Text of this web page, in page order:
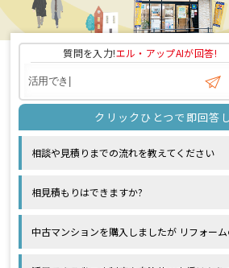
質問を入力!エル・アップAIが回答!
相談や見積りまでの流れを教えてください
相見積もりはできますか?
中古マンションを購入しましたが リフォー